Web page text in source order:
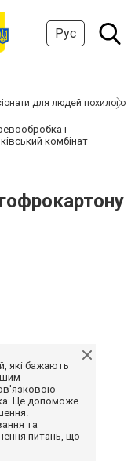
Рус
для людей похилого
і
комбінат
які бажають
Це допоможе
та
питань, що